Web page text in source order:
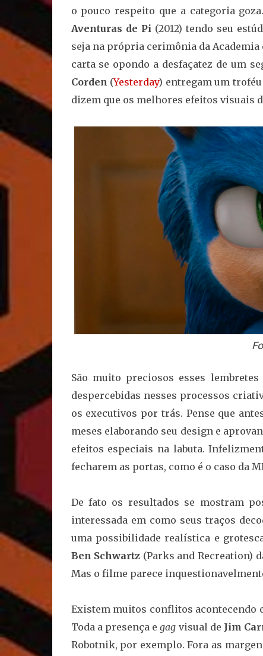
o pouco respeito que a categoria
Aventuras de Pi (2012) tendo seu
seja na própria cerimônia da Academia
carta se opondo a desfaçatez de um
Corden (Yesterday) entregam um
dizem que os melhores efeitos visuais
São muito preciosos esses
despercebidas nesses processos
os executivos por trás. Pense que
meses elaborando seu design e
efeitos especiais na labuta.
fecharem as portas, como é o caso da
De fato os resultados se mostram
interessada em como seus traços
uma possibilidade realística e
Ben Schwartz (Parks and Recreation)
Mas o filme parece
Existem muitos conflitos acontecendo
Toda a presença egag visual de Jim
Robotnik, por exemplo. Fora as